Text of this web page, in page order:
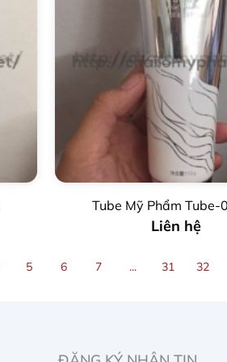
Tube Mỹ Phẩm Tube-
Liên hệ
5 6 7 ... 31 32